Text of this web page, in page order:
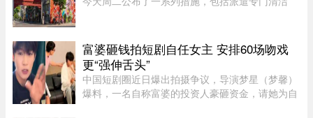
示：“我们正在把承诺变成行动 ...
富婆砸钱拍短剧自任女主 安排60场吻戏
更“强伸舌头”
中国短剧圈近日爆出拍摄争议，导演梦星（梦馨）
爆料，一名自称富婆的投资人豪砸资金，请她为自